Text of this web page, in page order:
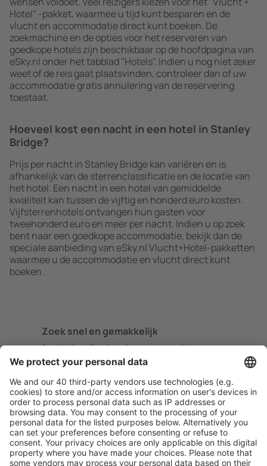
Hotel" -pakket, waarmee u tijd kunt besparen en de
vlucht en accommodatie direct kunt boeken. De
zoekmachine en de opties voor het reserveren van
goedkope hotels zijn beschikbaar op de hoofdpagina van
eSky.nl onder het tabblad "Hotels". Indien u nog niet zeker
weet of de reis gaat plaatsvinden, controleer dan of uw
accommodatie gratis annulering van de reservering
toestaat.
Hoeveel kost een nacht in een hotel in Stanley
Bridge?
Prijs per nacht in Stanley Bridge kan variëren en is
afhankelijk van de sterrenclassificatie en de locatie van
het hotel. Een nacht in een hotel van gemiddelde
kwaliteit kan tussen de vijftig en honderd euro kosten.
Vijfsterrenhotels ontvangen hun gasten voor
tweehonderd euro en meer per nacht. Indien u op zoek
bent naar een goedkope accommodatie, bekijk dan de
speciale aanbieding van eSky.nl Vlucht+Hotel-pakketten
waarmee u de accommodatie en vlucht direct kunt
boeken.
Zoek snel en gemakkelijk
Aanbieding afgestemd op uw verwachtingen.
Plan veilig
Zorgeloos boeken met gratiss annuleringsopties.
Bespaar meer
Reisaanbiedingen en speciale aanbiedingen voor
geregistreerde gebruikers.